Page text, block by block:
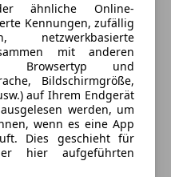
ähnliche Online-
Kennungen, zufällig
netzwerkbasierte
mit anderen
Browsertyp und
Bildschirmgröße,
auf Ihrem Endgerät
werden, um
wenn es eine App
Dies geschieht für
hier aufgeführten